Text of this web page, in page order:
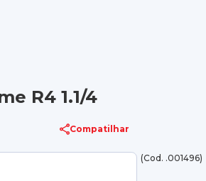
R4 1.1/4
Compatilhar
(Cod. .001496)